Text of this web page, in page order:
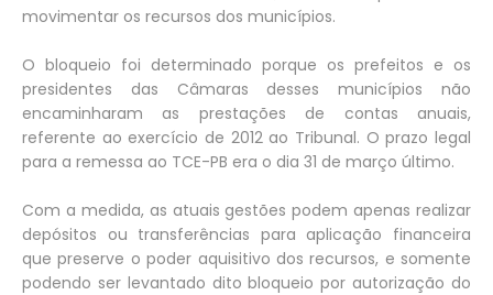
movimentar os recursos dos municípios.
O bloqueio foi determinado porque os prefeitos e os
presidentes das Câmaras desses municípios não
encaminharam as prestações de contas anuais,
referente ao exercício de 2012 ao Tribunal. O prazo legal
para a remessa ao TCE-PB era o dia 31 de março último.
Com a medida, as atuais gestões podem apenas realizar
depósitos ou transferências para aplicação financeira
que preserve o poder aquisitivo dos recursos, e somente
podendo ser levantado dito bloqueio por autorização do